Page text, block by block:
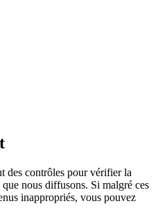
des contrôles pour vérifier la
nous diffusons. Si malgré ces
inappropriés, vous pouvez